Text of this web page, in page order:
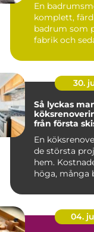
En
komplett,
badrum som
fabrik och
30.
Så lyckas
från första
En
de största
hem.
höga, många
04.